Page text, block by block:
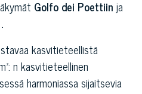
Golfo dei Poettiin ja
.
kasvitieteellistä
n kasvitieteellinen
harmoniassa sijaitsevia